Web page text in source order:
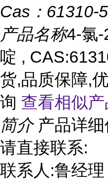
Cas： 61310-
产品名称4-氯-
啶 ,
货,品质保障,
询 查看相似
简介 产品详
请直接联系:
联系人:鲁经理